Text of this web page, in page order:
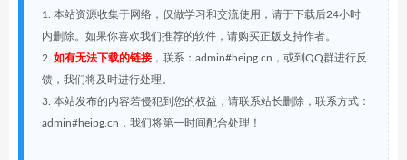
1. 本站资源收集于网络，仅做学习和交流使用，请于下载后24小时
内删除。如果你喜欢我们推荐的软件，请购买正版支持作者。
2. 如有无法下载的链接，联系：admin#heipg.cn，或到QQ群进行反
馈，我们将及时进行处理。
3. 本站发布的内容若侵犯到您的权益，请联系站长删除，联系方式：
admin#heipg.cn，我们将第一时间配合处理！